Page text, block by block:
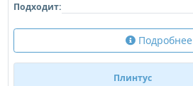
Подходит:
Подробнее
Плинтус